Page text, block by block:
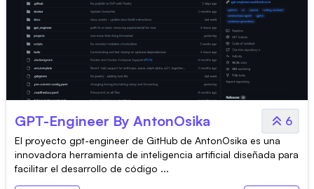
GPT-Engineer By AntonOsika 6
El proyecto gpt-engineer de GitHub de AntonOsika es una
innovadora herramienta de inteligencia artificial diseñada para
facilitar el desarrollo de código ...